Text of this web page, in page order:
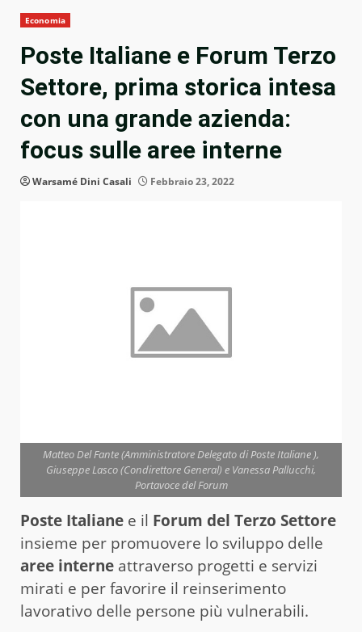
Economia
Poste Italiane e Forum Terzo
Settore, prima storica intesa
con una grande azienda:
focus sulle aree interne
Warsamé Dini Casali Febbraio 23, 2022
Matteo Del Fante (Amministratore Delegato di Poste Italiane ),
Giuseppe Lasco (Condirettore General) e Vanessa Pallucchi,
Portavoce del Forum
Poste Italiane e il Forum del Terzo Settore
insieme per promuovere lo sviluppo delle
aree interne attraverso progetti e servizi
mirati e per favorire il reinserimento
lavorativo delle persone più vulnerabili.